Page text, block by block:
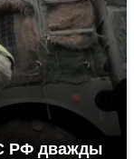
РФ дважды